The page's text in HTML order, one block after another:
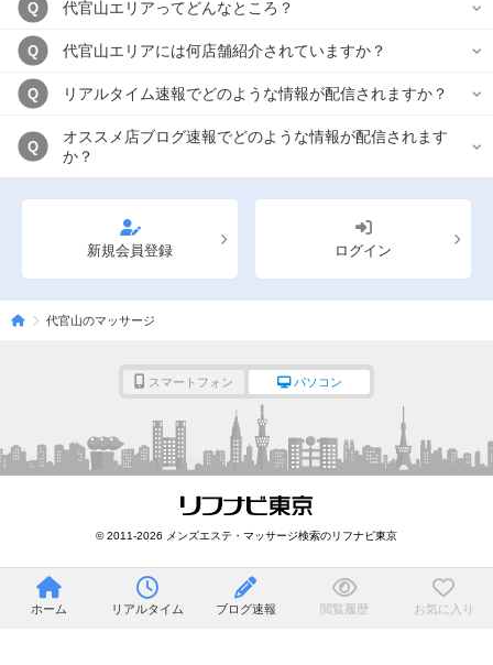
閉じる
Q 代官山エリアってどんなところ？
Q 代官山エリアには何店舗紹介されていますか？
Q リアルタイム速報でどのような情報が配信されますか？
Q
オススメ店ブログ速報でどのような情報が配信されます
か？
新規会員登録 ログイン
代官山のマッサージ
スマートフォン パソコン
© 2011-2026 メンズエステ・マッサージ検索のリフナビ東京
ホーム リアルタイム ブログ速報 閲覧履歴 お気に入り